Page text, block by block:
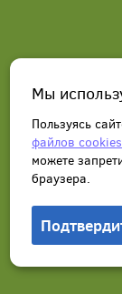
Мы
Пользуясь
файлов cookies
можете
браузера.